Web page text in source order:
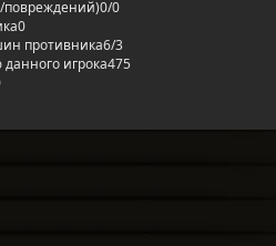
0/0
0
противника6/3
игрока475